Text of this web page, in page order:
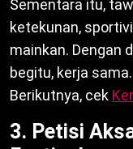
Sementara itu,
ketekunan,
mainkan. Dengan
begitu, kerja
Berikutnya, cek
3. Petisi